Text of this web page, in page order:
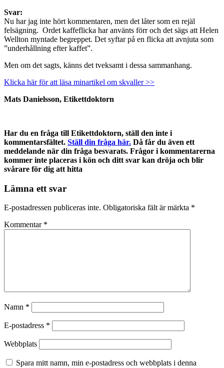
Svar:
Nu har jag inte hört kommentaren, men det låter som en rejäl
felsägning. Ordet kaffeflicka har använts förr och det sägs att Helen
Wellton myntade begreppet. Det syftar på en flicka att avnjuta som
”underhållning efter kaffet”.
Men om det sagts, känns det tveksamt i dessa sammanhang.
Klicka här för att läsa minartikel om skvaller >>
Mats Danielsson, Etikettdoktorn
Har du en fråga till Etikettdoktorn, ställ den inte i
kommentarsfältet. Ställ din fråga här. Då får du även ett
meddelande när din fråga besvarats. Frågor i kommentarerna
kommer inte placeras i kön och ditt svar kan dröja och blir
svårare för dig att hitta
Lämna ett svar
E-postadressen publiceras inte. Obligatoriska fält är märkta *
Kommentar *
Namn *
E-postadress *
Webbplats
Spara mitt namn, min e-postadress och webbplats i denna